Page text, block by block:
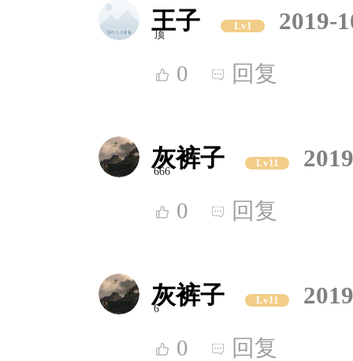
王子 Lv1 2019-
顶
0 回复
灰裤子 Lv11
666
0 回复
灰裤子 Lv11
6
0 回复